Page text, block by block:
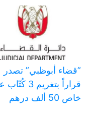
‏”قضاء أبوظبي” تصدر
قراراً بتغريم 3
خاص 50 ألف درهم